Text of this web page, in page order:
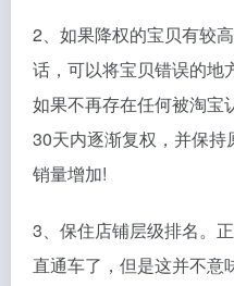
2、如果降权的宝贝有较
话，可以将宝贝错误的地
如果不再存在任何被淘宝
30天内逐渐复权，并保
销量增加!
3、保住店铺层级排名。
直通车了，但是这并不意